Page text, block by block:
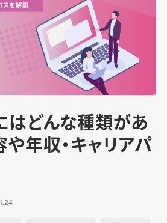
はどんな種類があ
年収・キャリアパ